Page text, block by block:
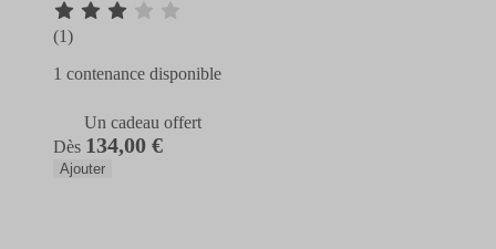
(1)
1 contenance disponible
Un cadeau offert
Dès 134,00 €
Ajouter